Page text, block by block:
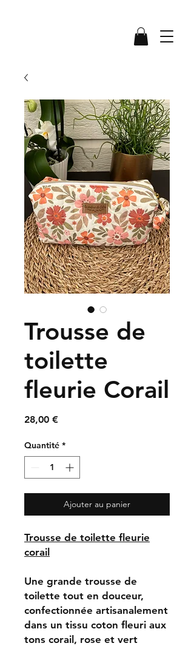
Trousse de
toilette
fleurie Corail
28,00 €Prix
Quantité *
Ajouter au panier
Trousse de toilette fleurie
corail
Une grande trousse de
toilette tout en douceur,
confectionnée artisanalement
dans un tissu coton fleuri aux
tons corail, rose et vert